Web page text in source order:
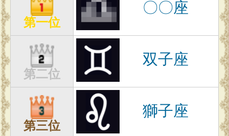
第一位
〇〇座
第二位
双子座
第三位
獅子座